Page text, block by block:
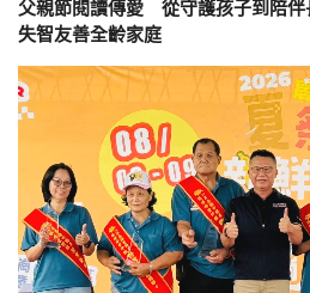
父親節閱讀傳愛 從守護孩子到陪
失智友善全齡家庭